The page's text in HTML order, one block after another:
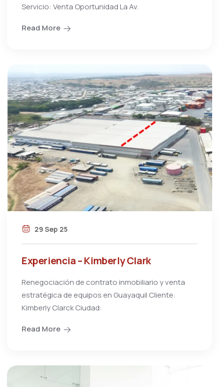
Servicio: Venta Oportunidad La Av.
Read More
29 Sep 25
Experiencia – Kimberly Clark
Renegociación de contrato inmobiliario y venta
estratégica de equipos en Guayaquil Cliente:
Kimberly Clarck Ciudad:
Read More